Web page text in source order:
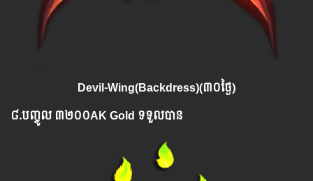
Devil-Wing(Backdress)(៣០ថ្ងៃ)
៨.​បញ្ចូល៣២០០AK Gold ទទួលបាន